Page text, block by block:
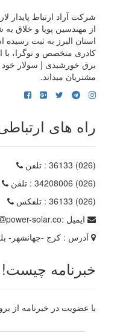
شرکت آراد ارتباط پایدار
استان البرز به ثبت
کادری متخصص و نوگرا، با
برق خورشیدی | سولار خود
مشتریان میداند.
راه های
(026) 36133
: تلفن
(026) 34208006
: تلفن
(026) 36133
: تلفکس
ایمیل :power-solar.co
آدرس : کرج -جهانشهر-
خبرنامه چیست!
با عضویت در خبرنامه از